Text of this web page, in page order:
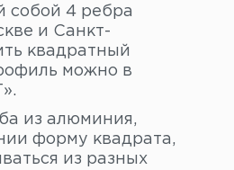
собой 4 ребра
и Санкт-
квадратный
можно в
из алюминия,
форму квадрата,
из разных